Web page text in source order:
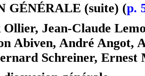
GÉNÉRALE (suite) (p.
Jean-Claude
Abiven, André Angot,
Schreiner, Ernest